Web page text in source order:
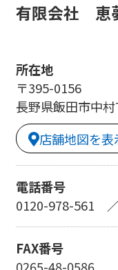
有限会社 恵
所在地
〒395-0156
長野県飯田市中
店舗地図を表
電話番号
0120-978-561
FAX番号